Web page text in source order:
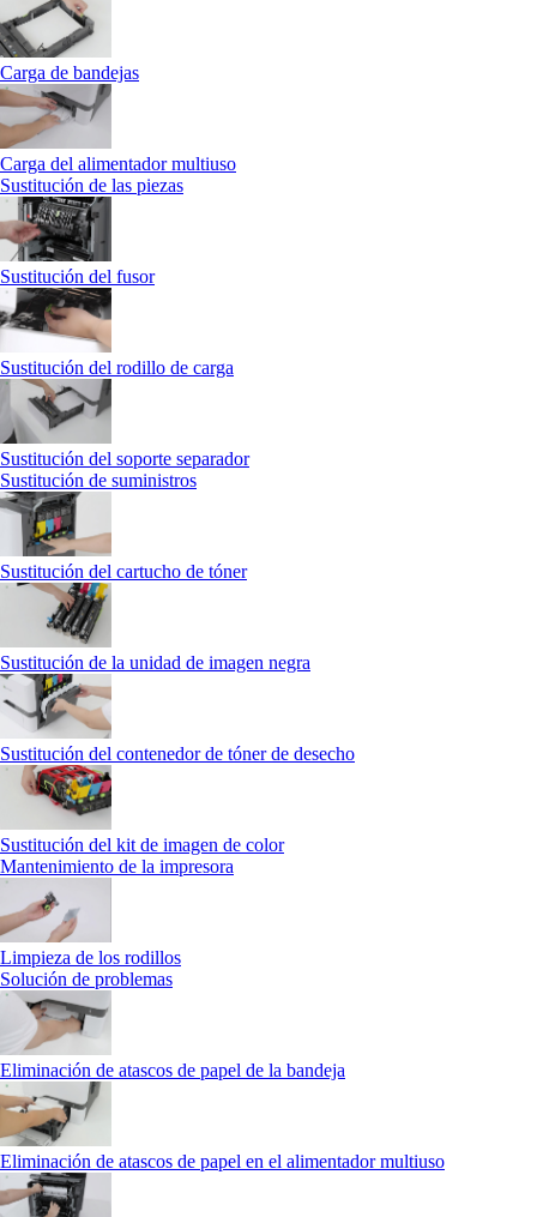
Carga de bandejas
Carga del alimentador multiuso
Sustitución de las piezas
Sustitución del fusor
Sustitución del rodillo de carga
Sustitución del soporte separador
Sustitución de suministros
Sustitución del cartucho de tóner
Sustitución de la unidad de imagen negra
Sustitución del contenedor de tóner de desecho
Sustitución del kit de imagen de color
Mantenimiento de la impresora
Limpieza de los rodillos
Solución de problemas
Eliminación de atascos de papel de la bandeja
Eliminación de atascos de papel en el alimentador multiuso